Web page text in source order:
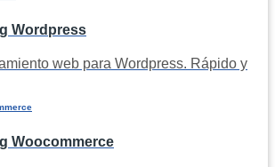
Wordpress
web para Wordpress. Rápido y
Woocommerce